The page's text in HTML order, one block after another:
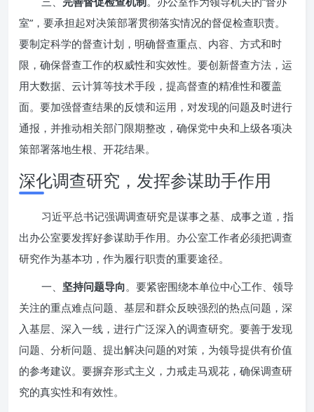
室”，要承担起对决策部署贯彻落实情况的督促检查职责。
要制定科学的督查计划，明确督查重点、内容、方式和时
限，确保督查工作的权威性和实效性。要创新督查方法，运
用大数据、云计算等技术手段，提高督查的精准性和覆盖
面。要加强督查结果的反馈和运用，对发现的问题及时进行
通报，并推动相关部门限期整改，确保党中央和上级各项决
策部署落地生根、开花结果。
深化调查研究，发挥参谋助手作用
习近平总书记强调调查研究是谋事之基、成事之道，指
出办公室要发挥好参谋助手作用。办公室工作者必须把调查
研究作为基本功，作为履行职责的重要途径。
一、 坚持问题导向。要紧密围绕本单位中心工作、领导
关注的重点难点问题、基层和群众反映强烈的热点问题，深
入基层、深入一线，进行广泛深入的调查研究。要善于发现
问题、分析问题、提出解决问题的对策，为领导提供有价值
的参考建议。要摒弃形式主义，力戒走马观花，确保调查研
究的真实性和有效性。